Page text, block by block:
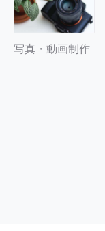
写真・動画制作